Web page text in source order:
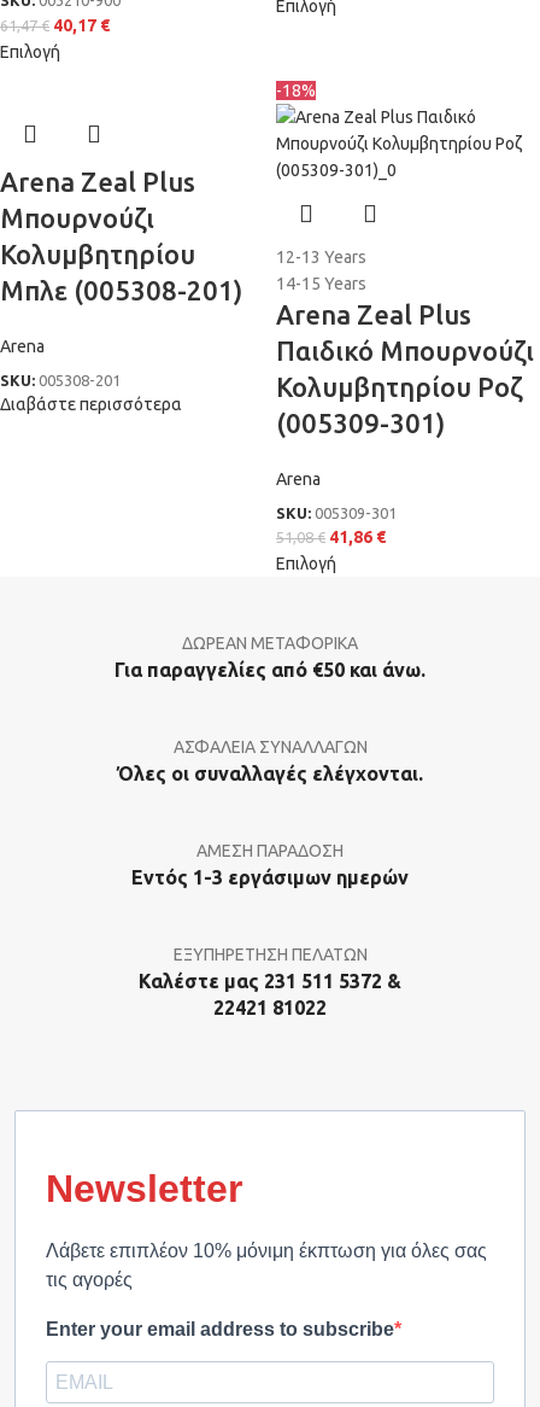
61,47€ 40,17 €
Επιλογή
Επιλογή
Arena Zeal Plus
Μπουρνούζι
Κολυμβητηρίου
Μπλε (005308-201)
Arena
SKU: 005308-201
Διαβάστε περισσότερα
-18%
12-13 Years
14-15 Years
Arena Zeal Plus
Παιδικό Μπουρνούζι
Κολυμβητηρίου Ροζ
(005309-301)
Arena
SKU: 005309-301
51,08€ 41,86 €
Επιλογή
ΔΩΡΕΑΝ ΜΕΤΑΦΟΡΙΚΑ
Για παραγγελίες από €50 και άνω.
ΑΣΦΑΛΕΙΑ ΣΥΝΑΛΛΑΓΩΝ
Όλες οι συναλλαγές ελέγχονται.
ΑΜΕΣΗ ΠΑΡΑΔΟΣΗ
Εντός 1-3 εργάσιμων ημερών
ΕΞΥΠΗΡΕΤΗΣΗ ΠΕΛΑΤΩΝ
Καλέστε μας 231 511 5372 &
22421 81022
Newsletter
Λάβετε επιπλέον 10% μόνιμη έκπτωση για όλες σας
τις αγορές
Enter your email address to subscribe